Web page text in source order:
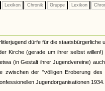
Lexikon Chronik Gruppe Lexikon
dürfe für die
Kirche (gerade um ihrer selbst
(in Gestalt ihrer Jugendvereine)
zwischen der "völligen Eroberung
Jugendorganisationen 1934.